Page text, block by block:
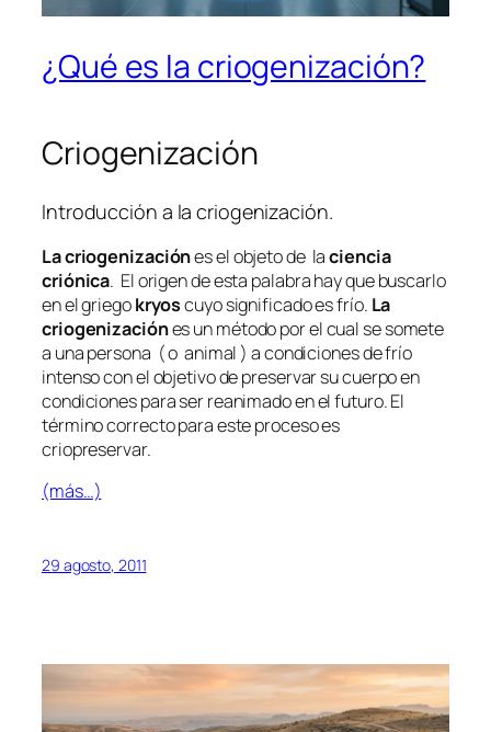
¿Qué es la criogenización?
Criogenización
Introducción a la criogenización.
La criogenizaciónes el objeto de laciencia
criónica. El origen de esta palabra hay que buscarlo
en el griegokryoscuyo significado es frío. La
criogenizaciónes un método por el cual se somete
a una persona ( o animal ) a condiciones de frío
intenso con el objetivo de preservar su cuerpo en
condiciones para ser reanimado en el futuro. El
término correcto para este proceso es
criopreservar.
(más…)
29 agosto, 2011